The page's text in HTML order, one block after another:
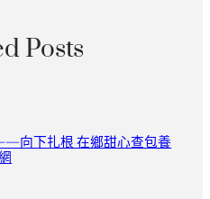
Posts
向下扎根 在鄉甜心查包養